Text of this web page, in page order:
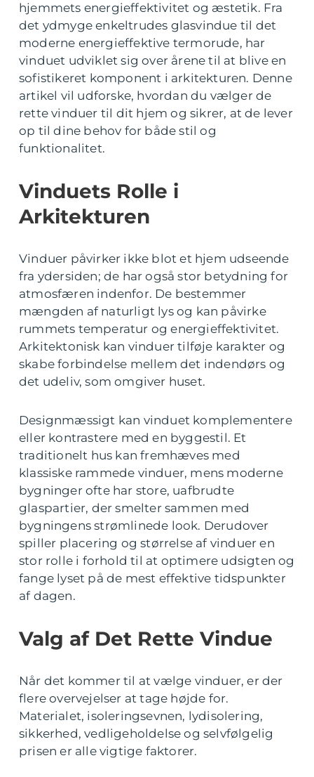
hjemmets energieffektivitet og æstetik. Fra
det ydmyge enkeltrudes glasvindue til det
moderne energieffektive termorude, har
vinduet udviklet sig over årene til at blive en
sofistikeret komponent i arkitekturen. Denne
artikel vil udforske, hvordan du vælger de
rette vinduer til dit hjem og sikrer, at de lever
op til dine behov for både stil og
funktionalitet.
Vinduets Rolle i
Arkitekturen
Vinduer påvirker ikke blot et hjem udseende
fra ydersiden; de har også stor betydning for
atmosfæren indenfor. De bestemmer
mængden af naturligt lys og kan påvirke
rummets temperatur og energieffektivitet.
Arkitektonisk kan vinduer tilføje karakter og
skabe forbindelse mellem det indendørs og
det udeliv, som omgiver huset.
Designmæssigt kan vinduet komplementere
eller kontrastere med en byggestil. Et
traditionelt hus kan fremhæves med
klassiske rammede vinduer, mens moderne
bygninger ofte har store, uafbrudte
glaspartier, der smelter sammen med
bygningens strømlinede look. Derudover
spiller placering og størrelse af vinduer en
stor rolle i forhold til at optimere udsigten og
fange lyset på de mest effektive tidspunkter
af dagen.
Valg af Det Rette Vindue
Når det kommer til at vælge vinduer, er der
flere overvejelser at tage højde for.
Materialet, isoleringsevnen, lydisolering,
sikkerhed, vedligeholdelse og selvfølgelig
prisen er alle vigtige faktorer.